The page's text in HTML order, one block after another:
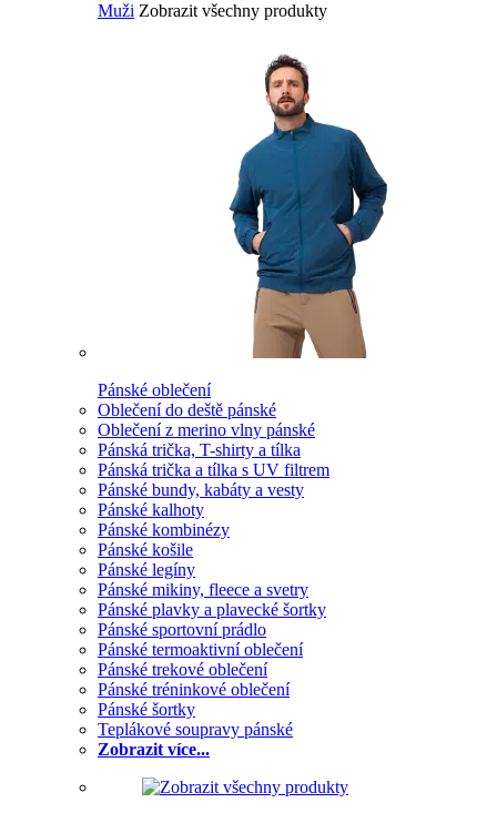
Muži Zobrazit všechny produkty
Pánské oblečení
Oblečení do deště pánské
Oblečení z merino vlny pánské
Pánská trička, T-shirty a tílka
Pánská trička a tílka s UV filtrem
Pánské bundy, kabáty a vesty
Pánské kalhoty
Pánské kombinézy
Pánské košile
Pánské legíny
Pánské mikiny, fleece a svetry
Pánské plavky a plavecké šortky
Pánské sportovní prádlo
Pánské termoaktivní oblečení
Pánské trekové oblečení
Pánské tréninkové oblečení
Pánské šortky
Teplákové soupravy pánské
Zobrazit více...